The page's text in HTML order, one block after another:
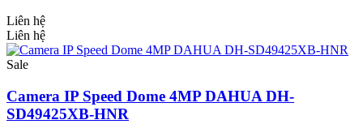
Liên hệ
Liên hệ
Sale
Camera IP Speed Dome 4MP DAHUA DH-
SD49425XB-HNR